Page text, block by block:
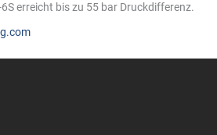
6S erreicht bis zu 55 bar Druckdifferenz.